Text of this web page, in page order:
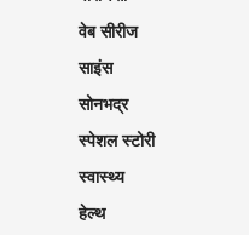
वेब सीरीज
साइंस
सोनभद्र
स्पेशल स्टोरी
स्वास्थ्य
हेल्थ